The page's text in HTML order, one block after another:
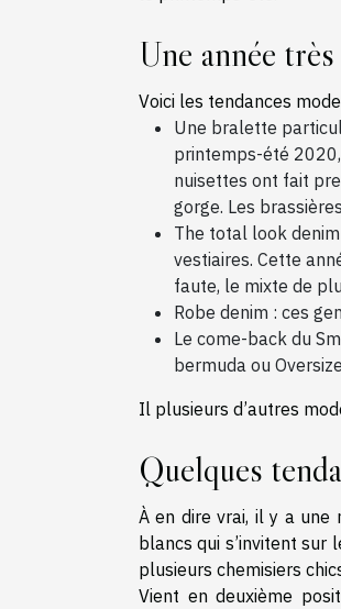
Une année
Voici les tendances
Une bralette
printemps-été
nuisettes ont fait
gorge. Les
The total look
vestiaires. Cette
faute, le mixte de
Robe denim : ces
Le come-back du
bermuda ou
Il plusieurs d’autres
Quelques
À en dire vrai, il y a une
blancs qui s’invitent
plusieurs chemisiers
Vient en deuxième